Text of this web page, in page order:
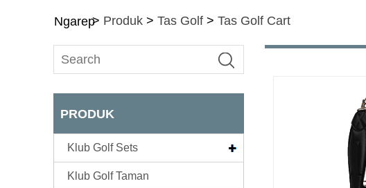
Ngarep> Produk > Tas Golf > Tas Golf Cart
PRODUK
Klub Golf Sets
Klub Golf Taman